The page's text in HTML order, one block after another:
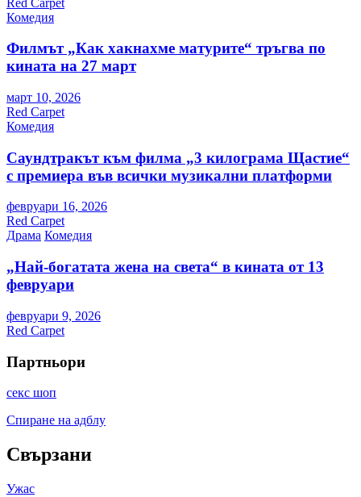
Комедия
Филмът „Как хакнахме матурите“ тръгва по
кината на 27 март
март 10, 2026
Red Carpet
Комедия
Саундтракът към филма „3 килограма Щастие“
с премиера във всички музикални платформи
февруари 16, 2026
Red Carpet
Драма Комедия
„Най-богатата жена на света“ в кината от 13
февруари
февруари 9, 2026
Red Carpet
Партньори
секс шоп
Спиране на адблу
Свързани
Ужас